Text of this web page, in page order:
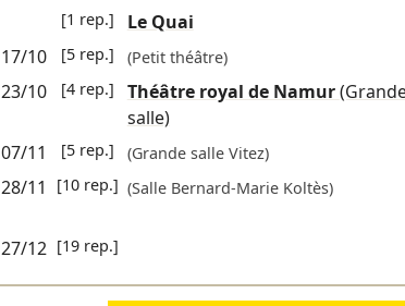
[1 rep.]
Le Quai
17/10 [5 rep.] (Petit théâtre)
23/10 [4 rep.] Théâtre royal de Namur
salle)
07/11 [5 rep.] (Grande salle Vitez)
28/11 [10 rep.] (Salle Bernard-Marie Koltès)
27/12 [19 rep.]